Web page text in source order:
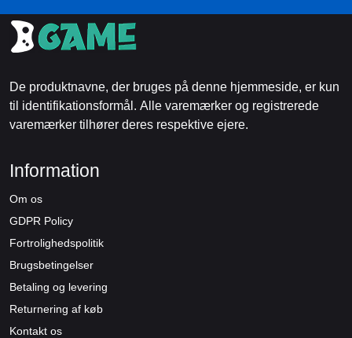
De produktnavne, der bruges på denne hjemmeside, er kun
til identifikationsformål. Alle varemærker og registrerede
varemærker tilhører deres respektive ejere.
Information
Om os
GDPR Policy
Fortrolighedspolitik
Brugsbetingelser
Betaling og levering
Returnering af køb
Kontakt os